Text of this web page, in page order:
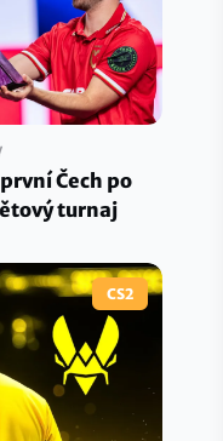
Čech po
turnaj
CS2